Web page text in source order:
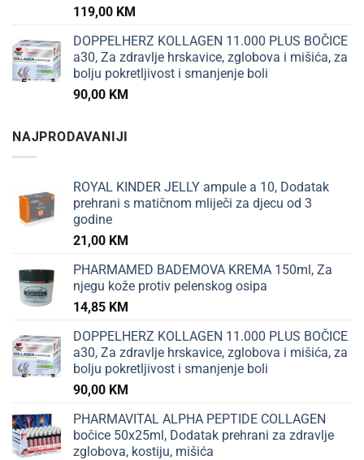
119,00 KM
DOPPELHERZ KOLLAGEN 11.000 PLUS BOČICE
a30, Za zdravlje hrskavice, zglobova i mišića, za
bolju pokretljivost i smanjenje boli
90,00 KM
NAJPRODAVANIJI
ROYAL KINDER JELLY ampule a 10, Dodatak
prehrani s matičnom mliječi za djecu od 3
godine
21,00 KM
PHARMAMED BADEMOVA KREMA 150ml, Za
njegu kože protiv pelenskog osipa
14,85 KM
DOPPELHERZ KOLLAGEN 11.000 PLUS BOČICE
a30, Za zdravlje hrskavice, zglobova i mišića, za
bolju pokretljivost i smanjenje boli
90,00 KM
PHARMAVITAL ALPHA PEPTIDE COLLAGEN
bočice 50x25ml, Dodatak prehrani za zdravlje
zglobova, kostiju, mišića